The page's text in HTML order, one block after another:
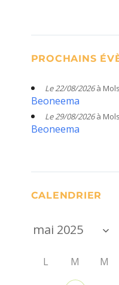
PROCHAINS
Le 22/08/2026à
Beoneema
Le 29/08/2026à
Beoneema
CALENDRIER
L M M